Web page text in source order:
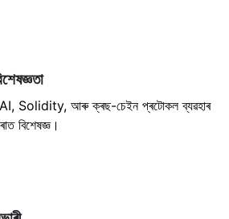
Solidity, আৰু ক্ৰছ-চেইন প্ৰটোকল ব্যৱহাৰ
বিশেষজ্ঞ।